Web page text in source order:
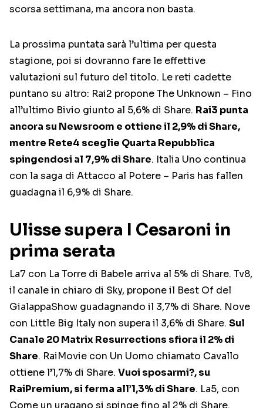
scorsa settimana, ma ancora non basta.
La prossima puntata sarà l’ultima per questa
stagione, poi si dovranno fare le effettive
valutazioni sul futuro del titolo. Le reti cadette
puntano su altro: Rai2 propone The Unknown – Fino
all’ultimo Bivio giunto al 5,6% di Share. Rai3 punta
ancora su Newsroom e ottiene il 2,9% di Share,
mentre Rete4 sceglie Quarta Repubblica
spingendosi al 7,9% di Share. Italia Uno continua
con la saga di Attacco al Potere – Paris has fallen
guadagna il 6,9% di Share.
Ulisse supera I Cesaroni in
prima serata
La7 con La Torre di Babele arriva al 5% di Share. Tv8,
il canale in chiaro di Sky, propone il Best Of del
GialappaShow guadagnando il 3,7% di Share. Nove
con Little Big Italy non supera il 3,6% di Share. Sul
Canale 20 Matrix Resurrections sfiora il 2% di
Share. RaiMovie con Un Uomo chiamato Cavallo
ottiene l’1,7% di Share. Vuoi sposarmi?, su
RaiPremium, si ferma all’1,3% di Share. La5, con
Come un uragano si spinge fino al 2% di Share.